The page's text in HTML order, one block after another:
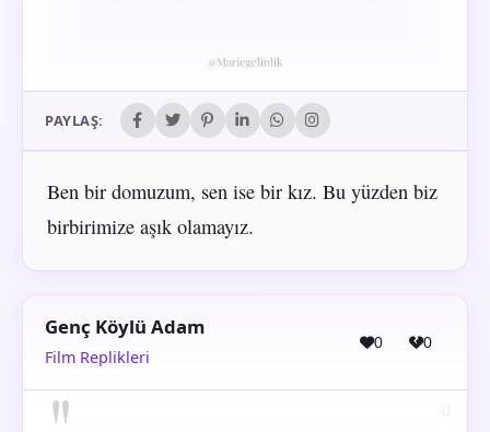
PAYLAŞ:
Ben bir domuzum, sen ise bir kız. Bu yüzden biz
birbirimize aşık olamayız.
Genç Köylü Adam
Film Replikleri
0 0